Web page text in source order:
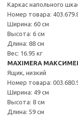
Каркас напольного
Номер товара:
Ширина: 60 см
Высота: 6 см
Длина: 88 см
Вес: 16.95 кг
MAXIMERA
Ящик, низкий
Номер товара:
Ширина: 49 см
Высота: 8 см
Длина: 59 см